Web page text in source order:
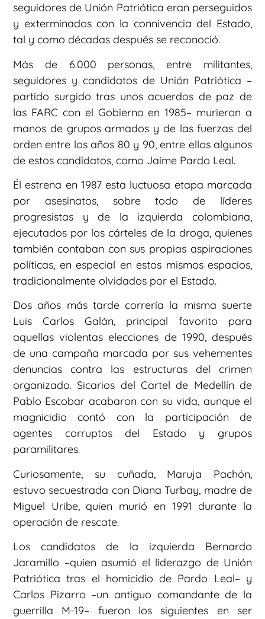
seguidores de Unión Patriótica eran perseguidos
y exterminados con la connivencia del Estado,
tal y como décadas después se reconoció.
Más de 6.000 personas, entre militantes,
seguidores y candidatos de Unión Patriótica –
partido surgido tras unos acuerdos de paz de
las FARC con el Gobierno en 1985– murieron a
manos de grupos armados y de las fuerzas del
orden entre los años 80 y 90, entre ellos algunos
de estos candidatos, como Jaime Pardo Leal.
Él estrena en 1987 esta luctuosa etapa marcada
por asesinatos, sobre todo de líderes
progresistas y de la izquierda colombiana,
ejecutados por los cárteles de la droga, quienes
también contaban con sus propias aspiraciones
políticas, en especial en estos mismos espacios,
tradicionalmente olvidados por el Estado.
Dos años más tarde correría la misma suerte
Luis Carlos Galán, principal favorito para
aquellas violentas elecciones de 1990, después
de una campaña marcada por sus vehementes
denuncias contra las estructuras del crimen
organizado. Sicarios del Cartel de Medellín de
Pablo Escobar acabaron con su vida, aunque el
magnicidio contó con la participación de
agentes corruptos del Estado y grupos
paramilitares.
Curiosamente, su cuñada, Maruja Pachón,
estuvo secuestrada con Diana Turbay, madre de
Miguel Uribe, quien murió en 1991 durante la
operación de rescate.
Los candidatos de la izquierda Bernardo
Jaramillo –quien asumió el liderazgo de Unión
Patriótica tras el homicidio de Pardo Leal– y
Carlos Pizarro –un antiguo comandante de la
guerrilla M-19– fueron los siguientes en ser